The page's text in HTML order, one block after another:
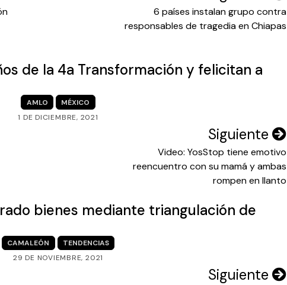
6 países instalan grupo contra
responsables de tragedia en Chiapas
de la 4a Transformación y felicitan a
AMLO
MÉXICO
1 DE DICIEMBRE, 2021
Siguiente
Video: YosStop tiene emotivo
reencuentro con su mamá y ambas
rompen en llanto
bienes mediante triangulación de
CAMALEÓN
TENDENCIAS
29 DE NOVIEMBRE, 2021
Siguiente